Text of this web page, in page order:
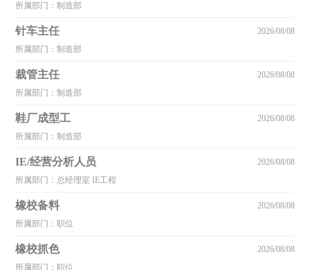
所属部门：制造部
针车主任
所属部门：制造部
2026/08/08
裁管主任
所属部门：制造部
2026/08/08
鞋厂成型工
所属部门：制造部
2026/08/08
IE/经营分析人员
所属部门：总经理室 IE工程
2026/08/08
橡校备料
所属部门：职位
2026/08/08
橡校抓色
所属部门：职位
2026/08/08